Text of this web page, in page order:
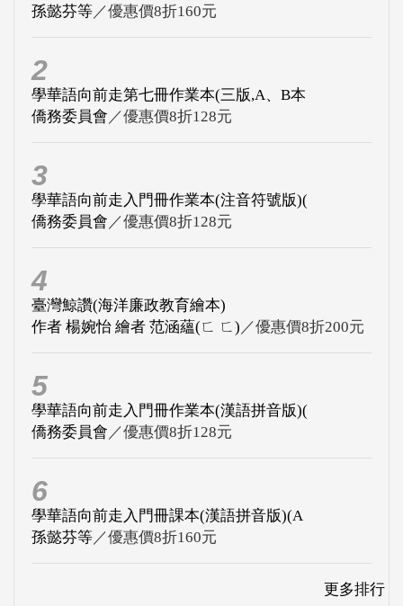
孫懿芬等／優惠價8折160元
2
學華語向前走第七冊作業本(三版,A、B本
僑務委員會 ／優惠價8折128元
3
學華語向前走入門冊作業本(注音符號版)(
僑務委員會 ／優惠價8折128元
4
臺灣鯨讚(海洋廉政教育繪本)
作者 楊婉怡 繪者 范涵蘊(ㄈ ㄈ) ／優惠價8折200元
5
學華語向前走入門冊作業本(漢語拼音版)(
僑務委員會 ／優惠價8折128元
6
學華語向前走入門冊課本(漢語拼音版)(A
孫懿芬等／優惠價8折160元
更多排行